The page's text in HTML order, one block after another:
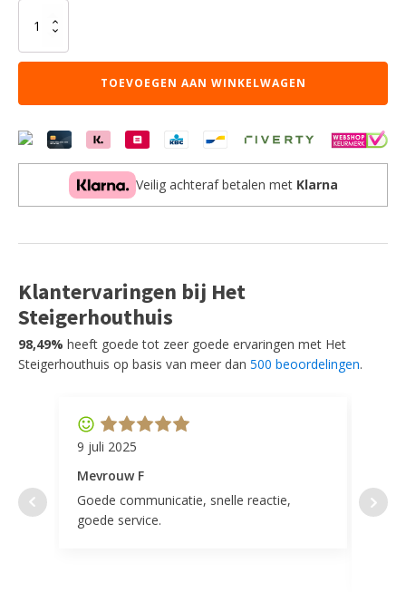
Eetkamertafel
Oliva
-
-
-
240x120
TOEVOEGEN AAN WINKELWAGEN
Veilig achteraf betalen met Klarna
Klantervaringen bij Het
Steigerhouthuis
98,49% heeft goede tot zeer goede ervaringen met Het
Steigerhouthuis op basis van meer dan 500 beoordelingen.
9 juli 2025
Mevrouw F
Goede communicatie, snelle reactie,
goede service.
door